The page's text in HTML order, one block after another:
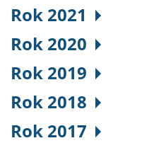
Rok 2021
Rok 2020
Rok 2019
Rok 2018
Rok 2017